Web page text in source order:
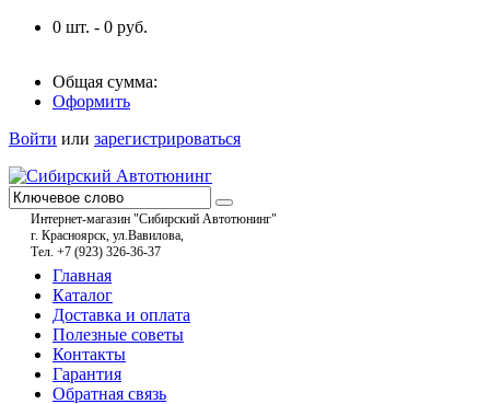
0 шт. - 0 руб.
Общая сумма:
Оформить
Войти или зарегистрироваться
Интернет-магазин "Сибирский Автотюнинг"
г. Красноярск, ул.Вавилова,
Тел. +7 (923) 326-36-37
Главная
Каталог
Доставка и оплата
Полезные советы
Контакты
Гарантия
Обратная связь